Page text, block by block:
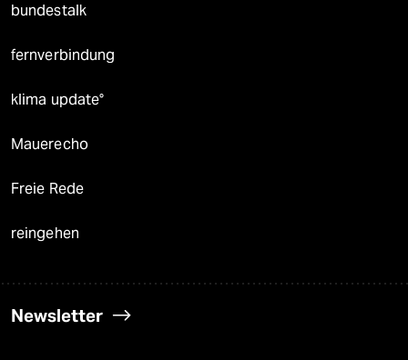
bundestalk
fernverbindung
klima update°
Mauerecho
Freie Rede
reingehen
Newsletter